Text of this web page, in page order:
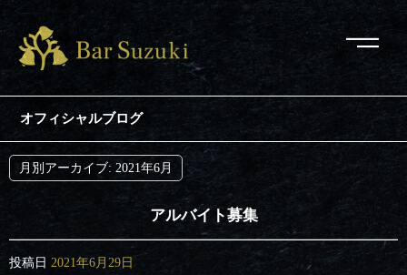
オフィシャルブログ
月別アーカイブ: 2021年6月
アルバイト募集
投稿日 2021年6月29日